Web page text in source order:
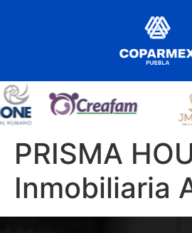
PRISMA
Inmobiliaria